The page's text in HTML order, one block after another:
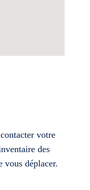
votre
des
vous déplacer.